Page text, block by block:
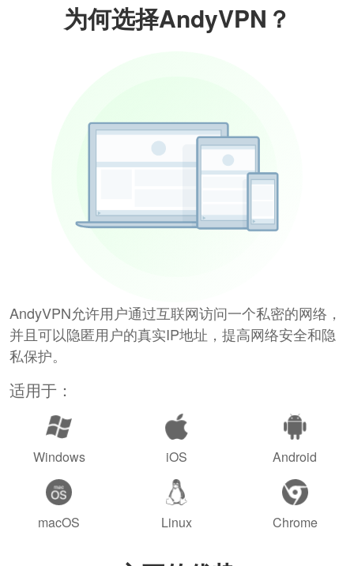
为何选择AndyVPN？
AndyVPN允许用户通过互联网访问一个私密的网络，
并且可以隐匿用户的真实IP地址，提高网络安全和隐
私保护。
适用于：
Windows iOS Android
macOS Linux Chrome